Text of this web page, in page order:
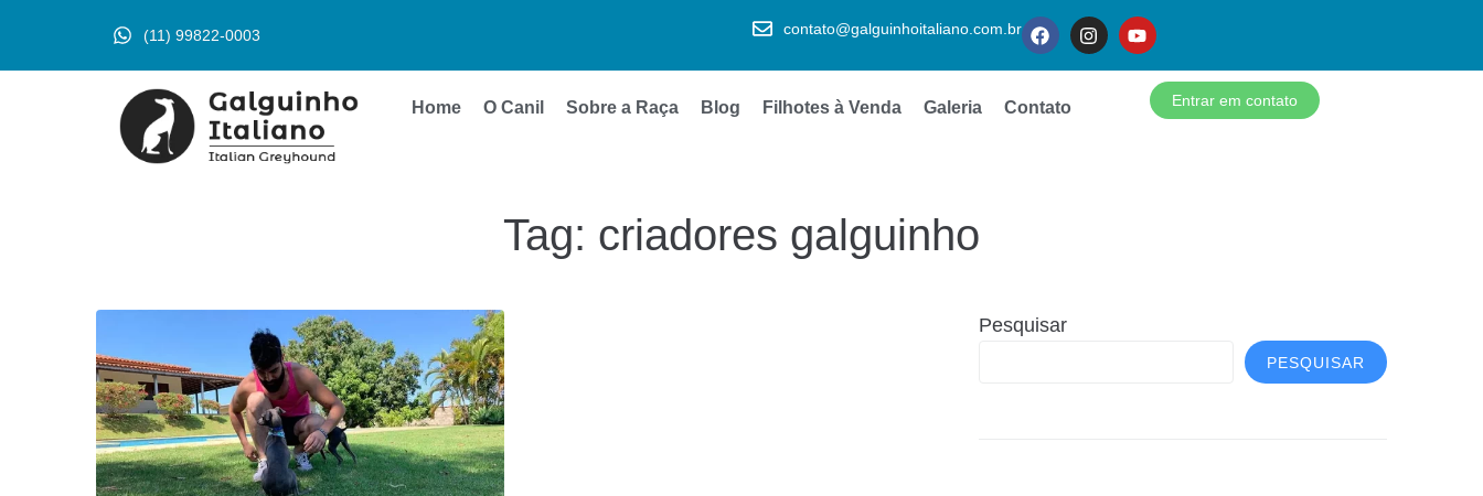
(11) 99822-0003 contato@galguinhoitaliano.com.br
Entrar em contato
Home O Canil Sobre a Raça Blog Filhotes à Venda Galeria Contato
Tag: criadores galguinho
Pesquisar
PESQUISAR